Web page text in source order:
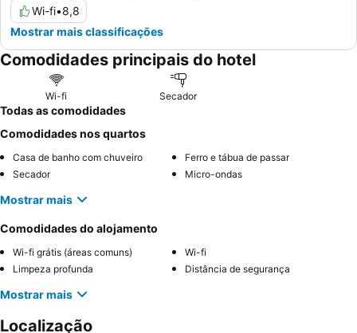
Wi-fi•8,8
Mostrar mais classificações
Comodidades principais do hotel
Wi-fi Secador
Todas as comodidades
Comodidades nos quartos
Casa de banho com chuveiro
Ferro e tábua de passar
Secador
Micro-ondas
Mostrar mais
Comodidades do alojamento
Wi-fi grátis (áreas comuns)
Wi-fi
Limpeza profunda
Distância de segurança
Mostrar mais
Localização